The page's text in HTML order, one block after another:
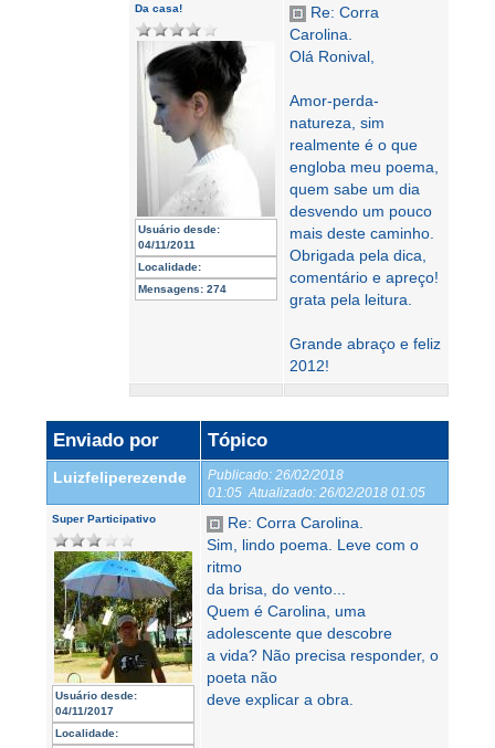
Da casa!
Usuário desde:
04/11/2011
Localidade:
Mensagens: 274
Re: Corra
Carolina.
Olá Ronival,
Amor-perda-
natureza, sim
realmente é o que
engloba meu poema,
quem sabe um dia
desvendo um pouco
mais deste caminho.
Obrigada pela dica,
comentário e apreço!
grata pela leitura.
Grande abraço e feliz
2012!
Enviado por Tópico
Luizfeliperezende Publicado: 26/02/2018
01:05 Atualizado: 26/02/2018 01:05
Super Participativo
Usuário desde:
04/11/2017
Localidade:
Re: Corra Carolina.
Sim, lindo poema. Leve com o
ritmo
da brisa, do vento...
Quem é Carolina, uma
adolescente que descobre
a vida? Não precisa responder, o
poeta não
deve explicar a obra.